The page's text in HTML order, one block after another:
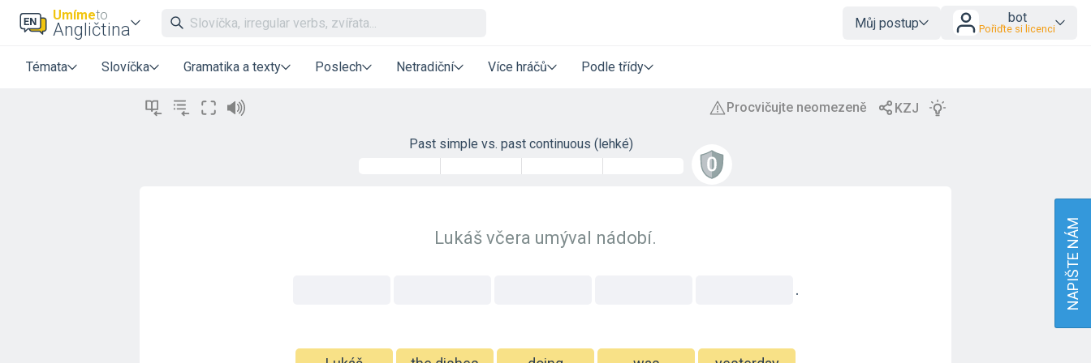
Umímeto
Angličtina Můj postup bot
Pořiďte si licenci
Témata Slovíčka Gramatika a texty Poslech Netradiční Více hráčů Podle třídy
Past simple vs. past continuous (lehké)
Lukáš včera umýval nádobí.
. NAPIŠTE NÁM